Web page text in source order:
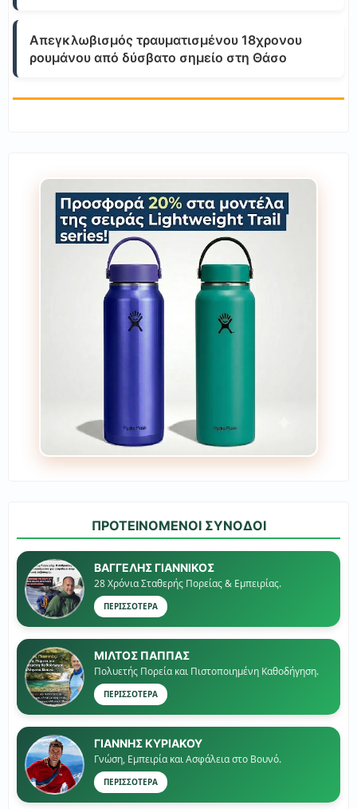
Απεγκλωβισμός τραυματισμένου 18χρονου
ρουμάνου από δύσβατο σημείο στη Θάσο
ΠΡΟΤΕΙΝΟΜΕΝΟΙ ΣΥΝΟΔΟΙ
ΒΑΓΓΕΛΗΣ ΓΙΑΝΝΙΚΟΣ
28 Χρόνια Σταθερής Πορείας & Εμπειρίας.
ΠΕΡΙΣΣΟΤΕΡΑ
ΜΙΛΤΟΣ ΠΑΠΠΑΣ
Πολυετής Πορεία και Πιστοποιημένη Καθοδήγηση.
ΠΕΡΙΣΣΟΤΕΡΑ
ΓΙΑΝΝΗΣ ΚΥΡΙΑΚΟΥ
Γνώση, Εμπειρία και Ασφάλεια στο Βουνό.
ΠΕΡΙΣΣΟΤΕΡΑ